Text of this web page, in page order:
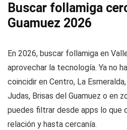
Buscar follamiga
Guamuez 2026
En 2026, buscar follamiga en
aprovechar la tecnología. Ya no
coincidir en Centro, La
Judas, Brisas del Guamuez o en
puedes filtrar desde apps lo que
relación y hasta cercanía.